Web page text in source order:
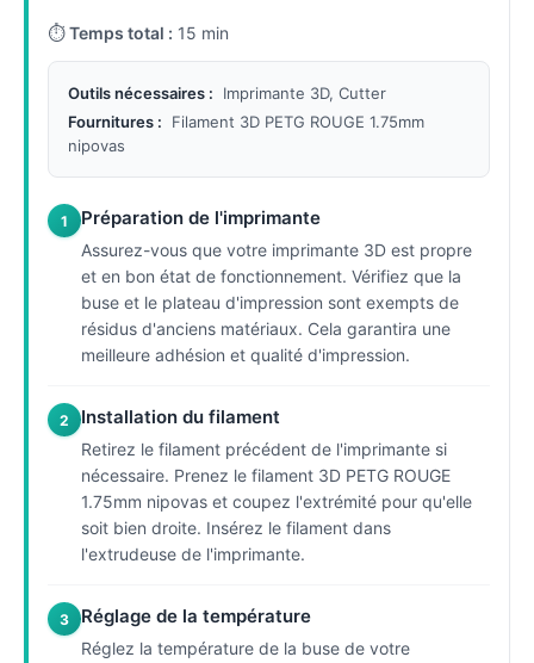
⏱Temps total : 15 min
Outils nécessaires :
Imprimante 3D, Cutter
Fournitures :
Filament 3D PETG ROUGE 1.75mm
nipovas
1 Préparation de l'imprimante
Assurez-vous que votre imprimante 3D est propre
et en bon état de fonctionnement. Vérifiez que la
buse et le plateau d'impression sont exempts de
résidus d'anciens matériaux. Cela garantira une
meilleure adhésion et qualité d'impression.
2 Installation du filament
Retirez le filament précédent de l'imprimante si
nécessaire. Prenez le filament 3D PETG ROUGE
1.75mm nipovas et coupez l'extrémité pour qu'elle
soit bien droite. Insérez le filament dans
l'extrudeuse de l'imprimante.
3 Réglage de la température
Réglez la température de la buse de votre